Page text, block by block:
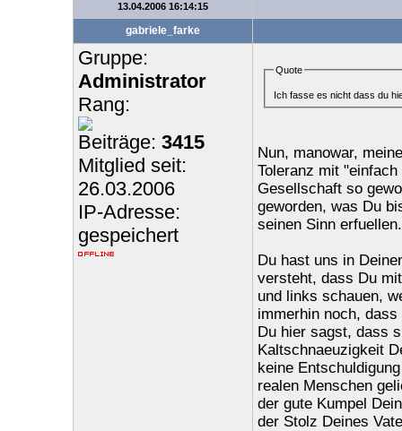
13.04.2006 16:14:15
gabriele_farke
Gruppe:
Administrator
Rang:
Beiträge: 3415
Mitglied seit:
26.03.2006
IP-Adresse:
gespeichert
Quote
Ich fasse es nicht dass du
Nun, manowar,
Toleranz mit
Gesellschaft so
geworden, was Du
seinen Sinn erfuellen.
Du hast uns in
versteht, dass Du
und links schauen,
immerhin noch,
Du hier sagst, dass
Kaltschnaeuzigkeit
keine
realen Menschen
der gute Kumpel
der Stolz Deines